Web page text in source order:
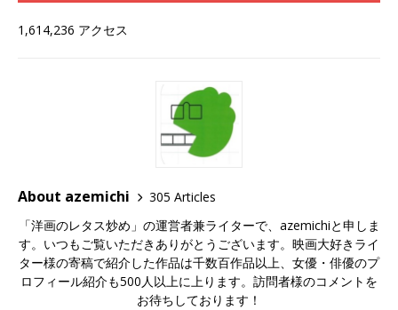
1,614,236 アクセス
About azemichi
305 Articles
「洋画のレタス炒め」の運営者兼ライターで、azemichiと申しま
す。いつもご覧いただきありがとうございます。映画大好きライ
ター様の寄稿で紹介した作品は千数百作品以上、女優・俳優のプ
ロフィール紹介も500人以上に上ります。訪問者様のコメントを
お待ちしております！